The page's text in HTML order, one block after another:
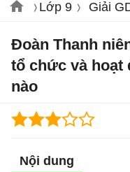
Lớp 9 Giải
Đoàn Thanh
tổ chức và hoạt
nào
Nội dung